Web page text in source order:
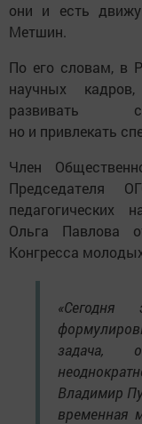
они и есть
Метшин.
По его словам, в
научных
развивать
но и привлекать
Член
Председателя
педагогических
Ольга Павлова
Конгресса
задача,
Владимир
временная